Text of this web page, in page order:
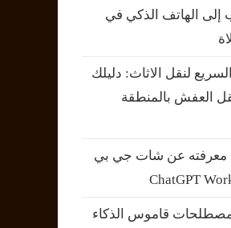
إلى الهاتف الذكي في
لنقل الاثاث: دليلك
العفش بالمنطقة
معرفته عن شات جي بي
قاموس الذكاء